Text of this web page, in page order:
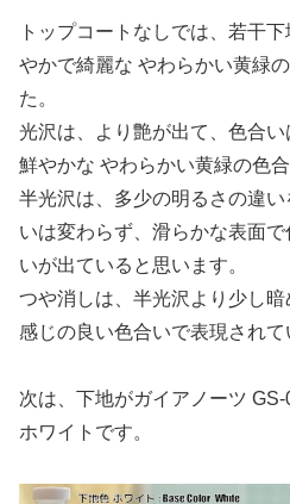
トップコートなしでは、若干
やかで綺麗な やわらかい黄緑
た。
光沢は、より艶が出て、色合
鮮やかな やわらかい黄緑の色
半光沢は、多少の明るさの違
いは変わらず、滑らかな表面
いが出ていると思います。
つや消しは、半光沢より少し
感じの良い色合いで表現されて
次は、下地がガイアノーツ
ホワイトです。